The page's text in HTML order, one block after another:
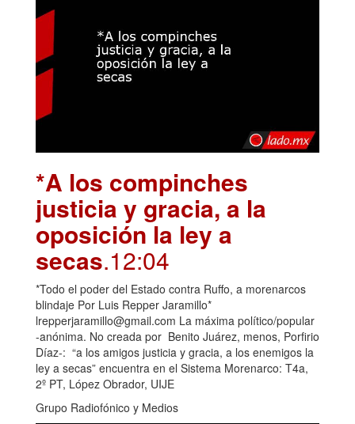
*A los compinches
justicia y gracia, a la
oposición la ley a
secas.12:04
*Todo el poder del Estado contra Ruffo, a morenarcos
blindaje Por Luis Repper Jaramillo*
lrepperjaramillo@gmail.com La máxima político/popular
-anónima. No creada por Benito Juárez, menos, Porfirio
Díaz-: “a los amigos justicia y gracia, a los enemigos la
ley a secas” encuentra en el Sistema Morenarco: T4a,
2º PT, López Obrador, UIJE
Grupo Radiofónico y Medios